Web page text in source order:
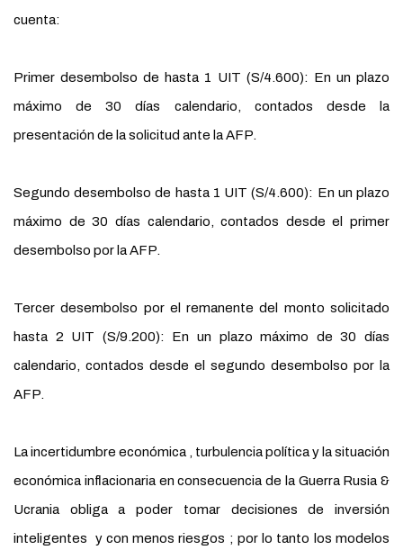
cuenta:
Primer desembolso de hasta 1 UIT (S/4.600): En un plazo
máximo de 30 días calendario, contados desde la
presentación de la solicitud ante la AFP.
Segundo desembolso de hasta 1 UIT (S/4.600): En un plazo
máximo de 30 días calendario, contados desde el primer
desembolso por la AFP.
Tercer desembolso por el remanente del monto solicitado
hasta 2 UIT (S/9.200): En un plazo máximo de 30 días
calendario, contados desde el segundo desembolso por la
AFP.
La incertidumbre económica , turbulencia política y la situación
económica inflacionaria en consecuencia de la Guerra Rusia &
Ucrania obliga a poder tomar decisiones de inversión
inteligentes y con menos riesgos ; por lo tanto los modelos